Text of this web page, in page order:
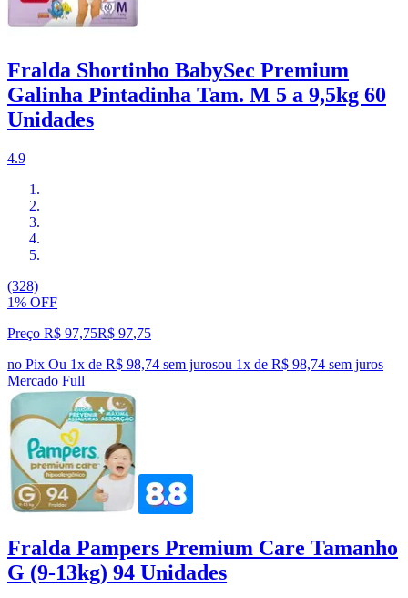
Fralda Shortinho BabySec Premium
Galinha Pintadinha Tam. M 5 a 9,5kg 60
Unidades
4.9
(328)
1% OFF
Preço R$ 97,75R$ 97,75
no Pix Ou 1x de R$ 98,74 sem jurosou 1x de R$ 98,74 sem juros
Mercado Full
Fralda Pampers Premium Care Tamanho
G (9-13kg) 94 Unidades